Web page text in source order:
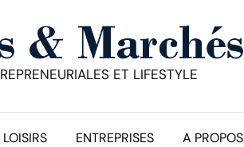
ET LIFESTYLE
LOISIRS ENTREPRISES A PROPOS